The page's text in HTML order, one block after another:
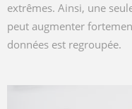
extrêmes. Ainsi, une
peut augmenter
données est regroupée.